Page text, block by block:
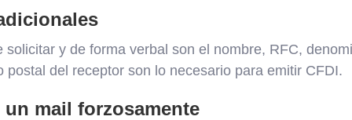
solicitar y de forma verbal son el nombre, RFC,
postal del receptor son lo necesario para emitir CFDI.
mail forzosamente